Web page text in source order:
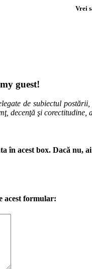
Vrei
guest!
de subiectul
decenţă şi
în acest box. Dacă nu,
acest formular: